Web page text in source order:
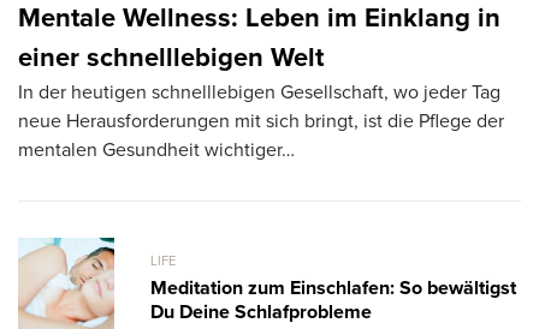
Mentale Wellness: Leben im Einklang in
einer schnelllebigen Welt
In der heutigen schnelllebigen Gesellschaft, wo jeder Tag
neue Herausforderungen mit sich bringt, ist die Pflege der
mentalen Gesundheit wichtiger…
LIFE
Meditation zum Einschlafen: So bewältigst
Du Deine Schlafprobleme